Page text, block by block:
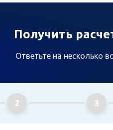
Получить
Ответьте на несколько
2 3